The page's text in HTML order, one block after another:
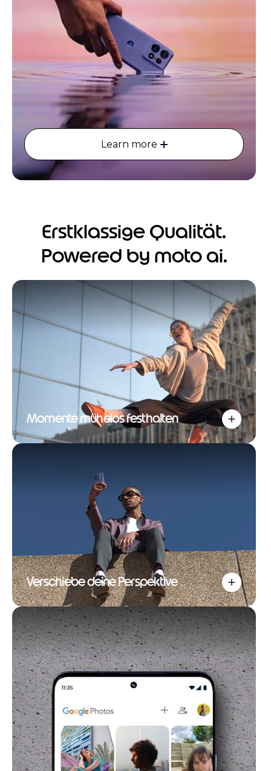
Learn more
Erstklassige Qualität.
Powered by moto ai.
Momente mühelos festhalten
Verschiebe deine Perspektive